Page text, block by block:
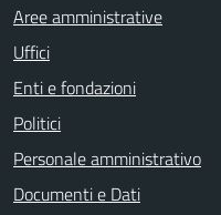
Aree amministrative
Uffici
Enti e fondazioni
Politici
Personale amministrativo
Documenti e Dati